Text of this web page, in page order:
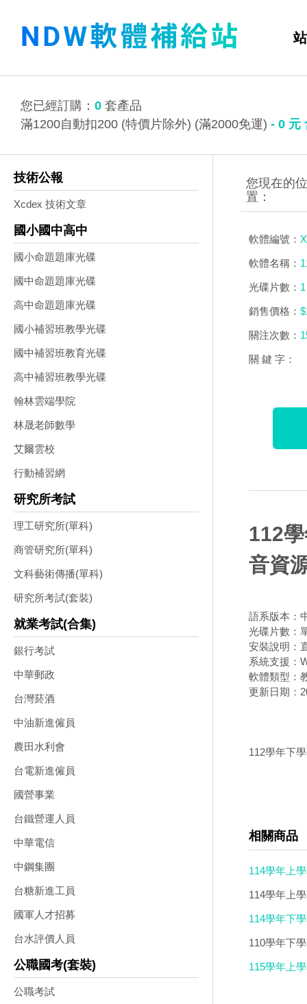
您已經訂購： 0 套產品
滿1200自動扣200 (特價片除外) (滿2000免運) - 0 元
技術公報
Xcdex 技術文章
國小國中高中
國小命題題庫光碟
國中命題題庫光碟
高中命題題庫光碟
國小補習班教學光碟
國中補習班教育光碟
高中補習班教學光碟
翰林雲端學院
林晟老師數學
艾爾雲校
行動補習網
研究所考試
理工研究所(單科)
商管研究所(單科)
文科藝術傳播(單科)
研究所考試(套裝)
就業考試(合集)
銀行考試
中華郵政
台灣菸酒
中油新進僱員
農田水利會
台電新進僱員
國營事業
台鐵營運人員
中華電信
中鋼集團
台糖新進工員
國軍人才招募
台水評價人員
公職國考(套裝)
公職考試
軟體編號：
軟體名稱：
光碟片數： 1
銷售價格：
關注次數：
關 鍵 字：
112
音資
語系版本：
光碟片數：
安裝說明：
系統支援：
軟體類型：
更新日期：
112學年下
相關商品
114學年上
114學年上
114學年下
110學年下
115學年上